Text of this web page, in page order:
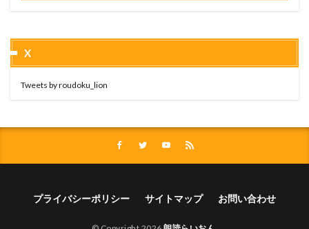
X
Tweets by roudoku_lion
プライバシーポリシー サイトマップ お問い合わせ